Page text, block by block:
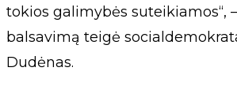
tokios galimybės suteikiamos“,
balsavimą teigė
Dudėnas.